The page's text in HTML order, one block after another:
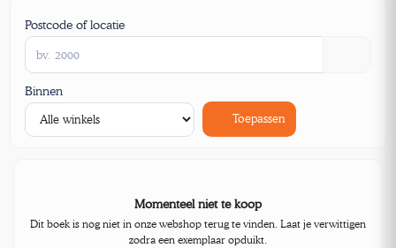
Postcode of locatie
Binnen
Toepassen
Momenteel niet te koop
Dit boek is nog niet in onze webshop terug te vinden. Laat je verwittigen
zodra een exemplaar opduikt.